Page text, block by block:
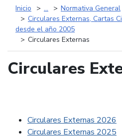
Inicio ...
Normativa General
Circulares Externas, Cartas
desde el año 2005
Circulares Externas
Circulares
Circulares Externas 2026
Circulares Externas 2025